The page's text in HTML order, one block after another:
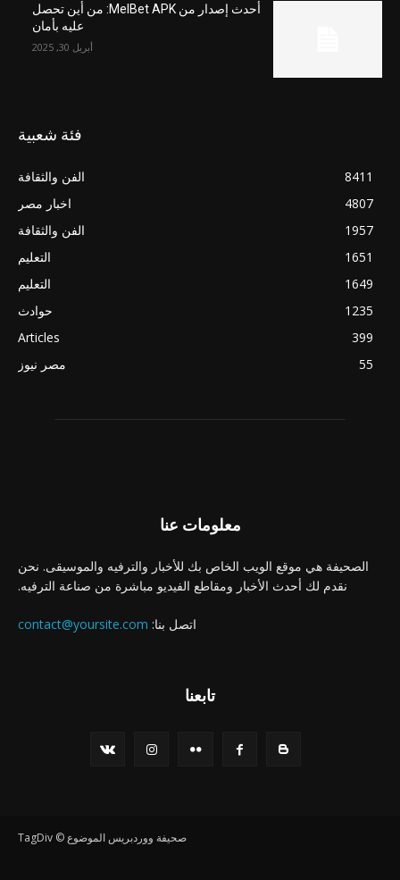
أحدث إصدار من MelBet APK: من أين تحصل
عليه بأمان
أبريل 30, 2025
فئة شعبية
الفن والثقافة
8411
اخبار مصر
4807
الفن والثقافة
1957
التعليم
1651
التعليم
1649
حوادث
1235
Articles
399
مصر نيوز
55
معلومات عنا
الصحيفة هي موقع الويب الخاص بك للأخبار والترفيه والموسيقى. نحن
نقدم لك أحدث الأخبار ومقاطع الفيديو مباشرة من صناعة الترفيه.
اتصل بنا: contact@yoursite.com
تابعنا
صحيفة ووردبريس الموضوع © TagDiv